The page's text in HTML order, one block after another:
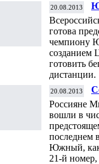
20.08.2013
готова
чемпиону
созданием
готовить
дистанции.
20.08.2013
Россияне
вошли в
последнем
Южный, как
21-й номер,